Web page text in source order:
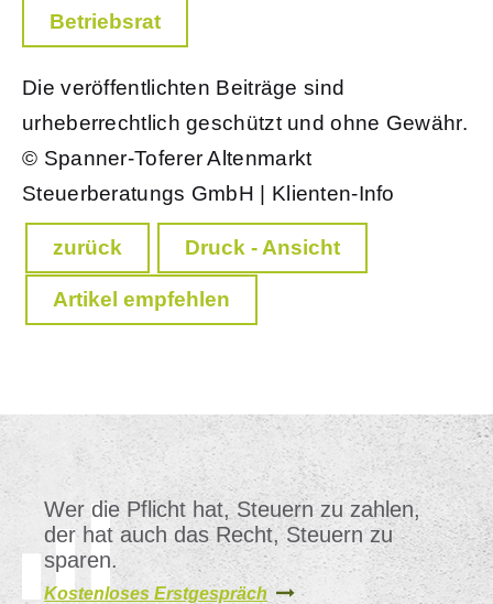
Betriebsrat
Die veröffentlichten Beiträge sind
urheberrechtlich geschützt und ohne Gewähr.
© Spanner-Toferer Altenmarkt
Steuerberatungs GmbH | Klienten-Info
zurück Druck - Ansicht
Artikel empfehlen
Wer die Pflicht hat, Steuern zu zahlen,
der hat auch das Recht, Steuern zu
sparen.
Kostenloses Erstgespräch